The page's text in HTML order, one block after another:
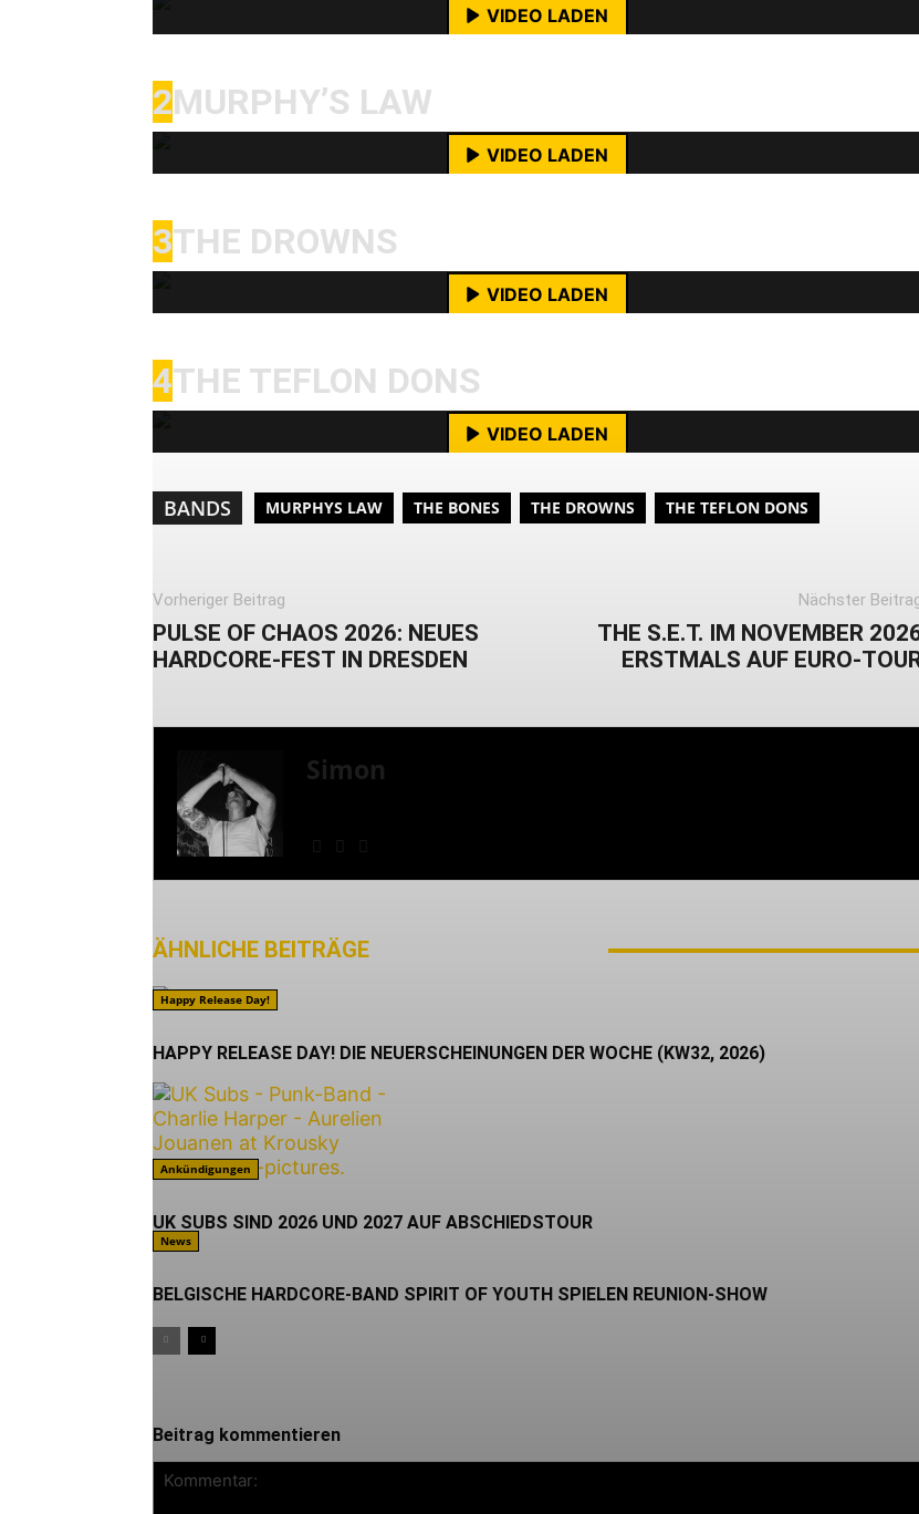
VIDEO LADEN
2MURPHY’S LAW
VIDEO LADEN
3THE DROWNS
VIDEO LADEN
4THE TEFLON DONSMehr erfahren
VIDEO LADEN
BANDS MURPHYS LAW THE BONES THE DROWNS THE TEFLON DONS
Vorheriger Beitrag
PULSE OF CHAOS 2026: NEUES
HARDCORE-FEST IN DRESDEN
Nächster
THE S.E.T. IM NOVEMBER
ERSTMALS AUF EURO-
Simon
ÄHNLICHE BEITRÄGE
Happy Release Day!
HAPPY RELEASE DAY! DIE NEUERSCHEINUNGEN DER WOCHE (KW32, 2026)
Ankündigungen
UK SUBS SIND 2026 UND 2027 AUF ABSCHIEDSTOUR
News
BELGISCHE HARDCORE-BAND SPIRIT OF YOUTH SPIELEN REUNION-SHOW
Beitrag kommentieren